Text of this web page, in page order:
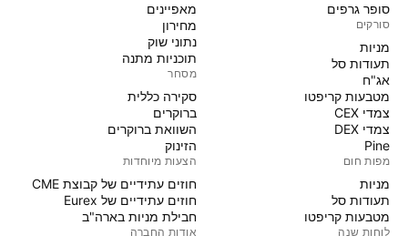
סופר גרפים
סורקים
מניות‏
תעודות סל
אג"ח
מטבעות קריפטו
צמדי CEX
צמדי DEX
Pine
מפות חום
מניות‏
תעודות סל
מטבעות קריפטו
לוחות שנה
מאפיינים
מחירון
נתוני שוק
תוכניות מתנה
מסחר
סקירה כללית
ברוקרים
השוואת ברוקרים
הזינוק
הצעות מיוחדות
חוזים עתידיים של קבוצת CME
חוזים עתידיים של Eurex
חבילת מניות בארה"ב
אודות החברה